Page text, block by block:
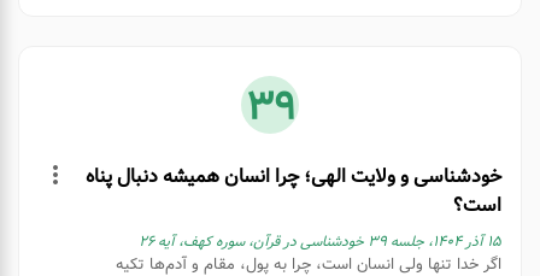
39
خودشناسی و ولایت الهی؛ چرا انسان همیشه دنبال پناه
است؟
۱۵ آذر ۱۴۰۴، جلسه ۳۹ خودشناسی در قرآن، سوره کهف، آیه ۲۶
اگر خدا تنها ولی انسان است، چرا به پول، مقام و آدم‌ها تکیه